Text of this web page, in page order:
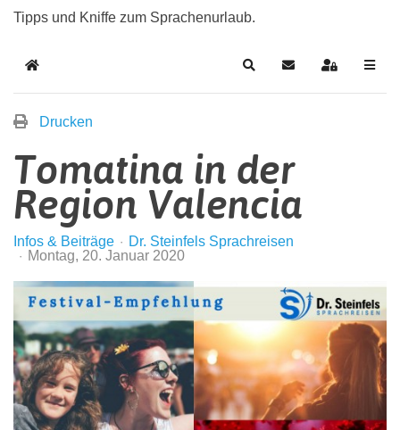
Tipps und Kniffe zum Sprachenurlaub.
Drucken
Tomatina in der
Region Valencia
Infos & Beiträge
Dr. Steinfels Sprachreisen
Montag, 20. Januar 2020